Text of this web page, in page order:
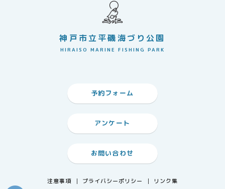
神戸市立平磯海づり公園
HIRAISO MARINE FISHING PARK
予約フォーム
アンケート
お問い合わせ
注意事項 プライバシーポリシー リンク集